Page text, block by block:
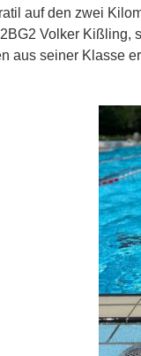
auf den zwei
Volker
aus seiner Klasse